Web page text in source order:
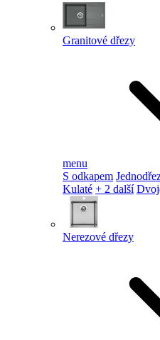
Granitové dřezy
menu
S odkapem
Kulaté + 2 další
Nerezové dřezy